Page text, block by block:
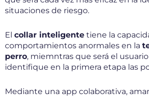
situaciones de riesgo.
El collar inteligente tiene la
comportamientos anormales en la
perro, miemntras que será el
identifique en la primera etapa las
Mediante una app colaborativa,